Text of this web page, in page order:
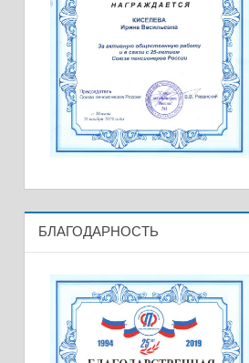
БЛАГОДАРНОСТЬ